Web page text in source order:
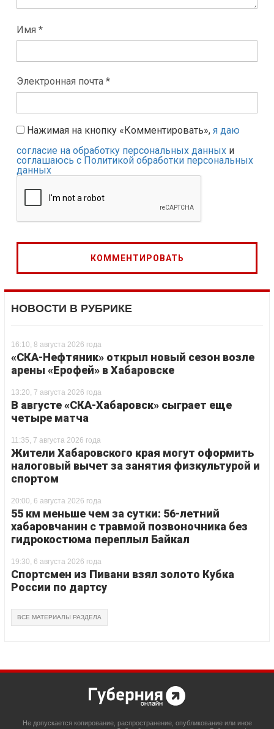
Имя *
Электронная почта *
Нажимая на кнопку «Комментировать», я даю
согласие на обработку персональных данных и
соглашаюсь с Политикой обработки персональных
данных
НОВОСТИ В РУБРИКЕ
16:10, 8 августа 2026 года
«СКА-Нефтяник» открыл новый сезон возле
арены «Ерофей» в Хабаровске
13:20, 7 августа 2026 года
В августе «СКА-Хабаровск» сыграет еще
четыре матча
11:35, 7 августа 2026 года
Жители Хабаровского края могут оформить
налоговый вычет за занятия физкультурой и
спортом
20:00, 6 августа 2026 года
55 км меньше чем за сутки: 56-летний
хабаровчанин с травмой позвоночника без
гидрокостюма переплыл Байкал
19:30, 6 августа 2026 года
Спортсмен из Пивани взял золото Кубка
России по дартсу
ВСЕ МАТЕРИАЛЫ РАЗДЕЛА
Не допускается копирование, распространение, опубликование или иное